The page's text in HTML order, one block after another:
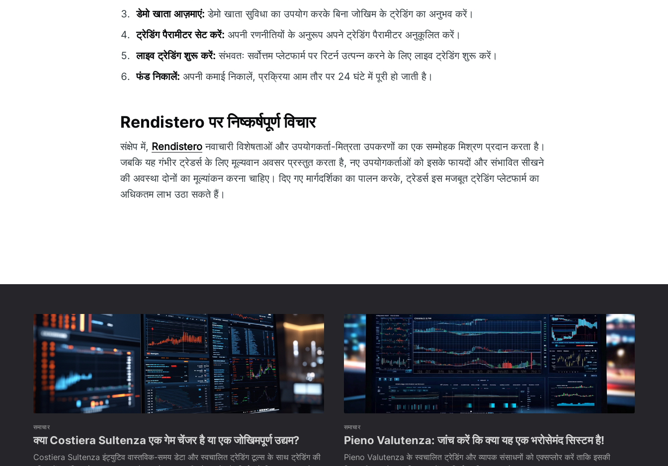
डेमो खाता आज़माएं: डेमो खाता सुविधा का उपयोग करके बिना जोखिम के ट्रेडिंग का अनुभव करें।
ट्रेडिंग पैरामीटर सेट करें: अपनी रणनीतियों के अनुरूप अपने ट्रेडिंग पैरामीटर अनुकूलित करें।
लाइव ट्रेडिंग शुरू करें: संभवतः सर्वोत्तम प्लेटफार्म पर रिटर्न उत्पन्न करने के लिए लाइव ट्रेडिंग शुरू करें।
फंड निकालें: अपनी कमाई निकालें, प्रक्रिया आम तौर पर 24 घंटे में पूरी हो जाती है।
Rendistero पर निष्कर्षपूर्ण विचार
संक्षेप में, Rendistero नवाचारी विशेषताओं और उपयोगकर्ता-मित्रता उपकरणों का एक सम्मोहक मिश्रण प्रदान करता है।
जबकि यह गंभीर ट्रेडर्स के लिए मूल्यवान अवसर प्रस्तुत करता है, नए उपयोगकर्ताओं को इसके फायदों और संभावित सीखने
की अवस्था दोनों का मूल्यांकन करना चाहिए। दिए गए मार्गदर्शिका का पालन करके, ट्रेडर्स इस मजबूत ट्रेडिंग प्लेटफार्म का
अधिकतम लाभ उठा सकते हैं।
समाचार
क्या Costiera Sultenza एक गेम चेंजर है या एक जोखिमपूर्ण उद्यम?
Costiera Sultenza इंट्युटिव वास्तविक-समय डेटा और स्वचालित ट्रेडिंग टूल्स के साथ ट्रेडिंग की
समाचार
Pieno Valutenza: जांच करें कि क्या यह एक भरोसेमंद सिस्टम है!
Pieno Valutenza के स्वचालित ट्रेडिंग और व्यापक संसाधनों को एक्सप्लोर करें ताकि इसकी